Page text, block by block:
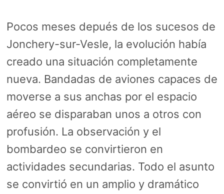
Pocos meses depués de los sucesos de
Jonchery-sur-Vesle, la evolución había
creado una situación completamente
nueva. Bandadas de aviones capaces de
moverse a sus anchas por el espacio
aéreo se disparaban unos a otros con
profusión. La observación y el
bombardeo se convirtieron en
actividades secundarias. Todo el asunto
se convirtió en un amplio y dramático